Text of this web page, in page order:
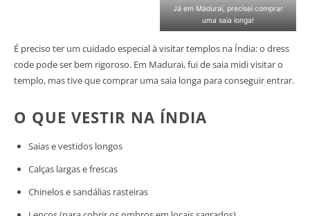
Já em Madurai, precisei comprar
uma saia longa!
É preciso ter um cuidado especial à visitar templos na Índia: o dress
code pode ser bem rigoroso. Em Madurai, fui de saia midi visitar o
templo, mas tive que comprar uma saia longa para conseguir entrar.
O QUE VESTIR NA ÍNDIA
Saias e vestidos longos
Calças largas e frescas
Chinelos e sandálias rasteiras